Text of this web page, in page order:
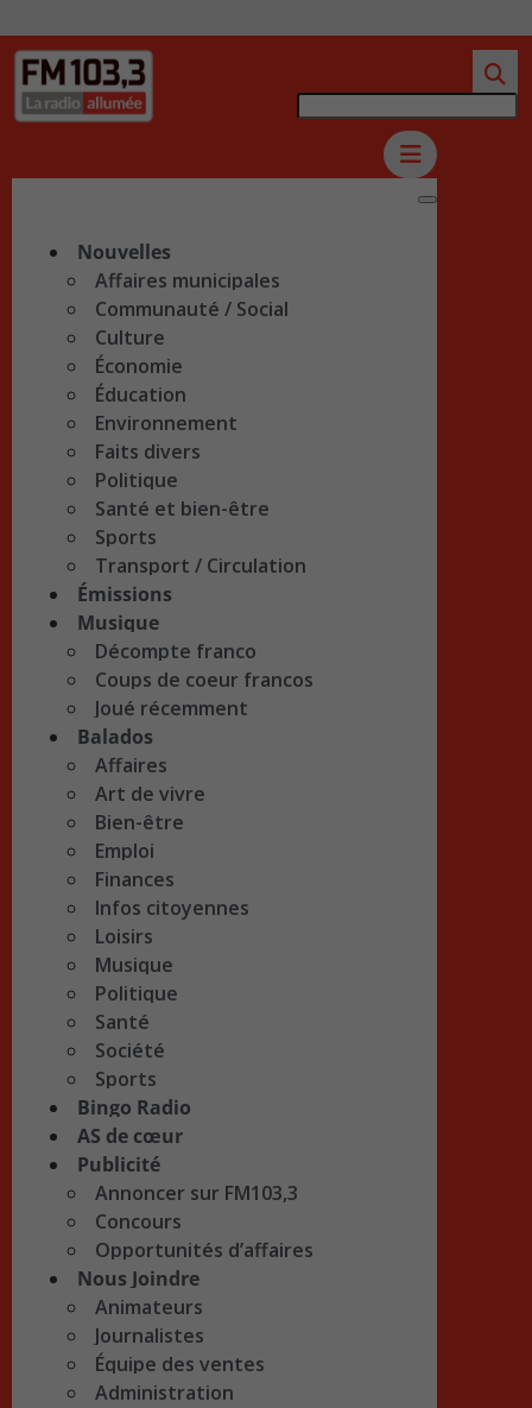
Nouvelles
Affaires municipales
Communauté / Social
Culture
Économie
Éducation
Environnement
Faits divers
Politique
Santé et bien-être
Sports
Transport / Circulation
Émissions
Musique
Décompte franco
Coups de coeur francos
Joué récemment
Balados
Affaires
Art de vivre
Bien-être
Emploi
Finances
Infos citoyennes
Loisirs
Musique
Politique
Santé
Société
Sports
Bingo Radio
AS de cœur
Publicité
Annoncer sur FM103,3
Concours
Opportunités d’affaires
Nous Joindre
Animateurs
Journalistes
Équipe des ventes
Administration